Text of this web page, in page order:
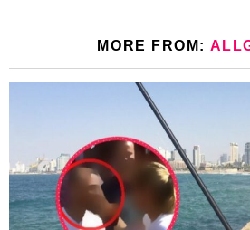
MORE FROM: